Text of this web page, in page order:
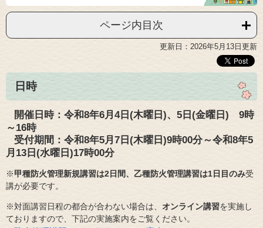
ページ内目次
更新日：2026年5月13日更新
日時
開催日時：令和8年6月4日(木曜日)、5日(金曜日) 9時
～16時
受付期間：令和8年5月7日(木曜日)9時00分～令和8年5
月13日(水曜日)17時00分
※甲種防火管理新規講習は2日間、乙種防火管理講習は1日目のみ受
講が必要です。
※対面講習日程の都合が合わない場合は、 オンライン講習を実施し
ておりますので、下記の実施案内をご覧ください。